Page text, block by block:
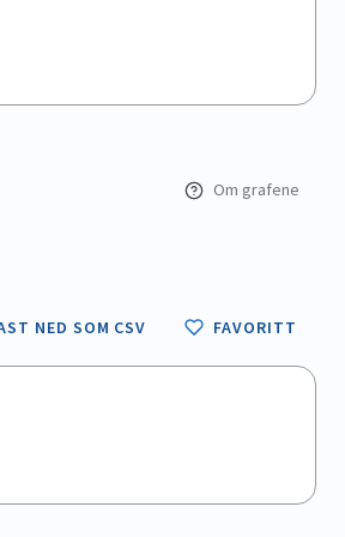
Om grafene
NED SOM CSV FAVORITT